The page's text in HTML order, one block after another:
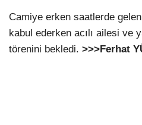
Camiye erken saatlerde
kabul ederken acılı ailesi ve
törenini bekledi. >>>Ferhat